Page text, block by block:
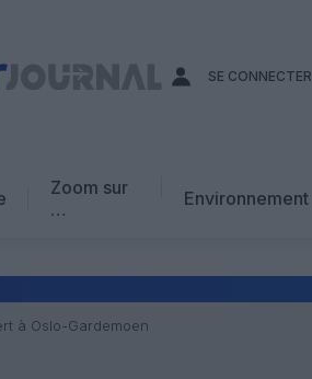
SE CONNECTER
Zoom sur
…
Avis d’expert
Environnement
à Oslo-Gardemoen